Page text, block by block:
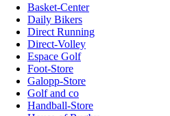
Basket-Center
Daily Bikers
Direct Running
Direct-Volley
Espace Golf
Foot-Store
Galopp-Store
Golf and co
Handball-Store